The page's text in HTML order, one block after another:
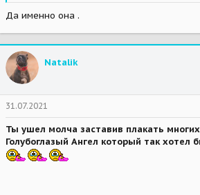
Да именно она .
Natalik
31.07.2021
Ты ушел молча заставив плакать многих
Голубоглазый Ангел который так хотел